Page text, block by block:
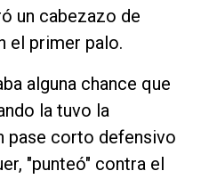
un cabezazo de
el primer palo.
alguna chance que
la tuvo la
pase corto defensivo
"punteó" contra el